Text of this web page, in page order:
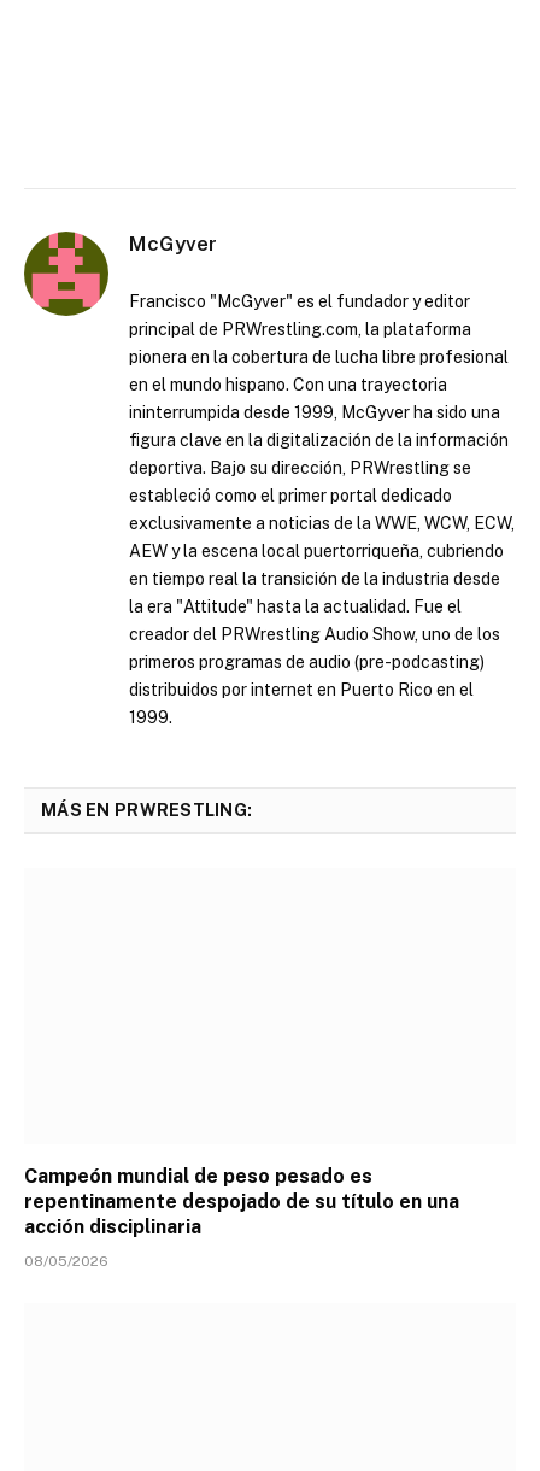
McGyver
Francisco "McGyver" es el fundador y editor
principal de PRWrestling.com, la plataforma
pionera en la cobertura de lucha libre profesional
en el mundo hispano. Con una trayectoria
ininterrumpida desde 1999, McGyver ha sido una
figura clave en la digitalización de la información
deportiva. Bajo su dirección, PRWrestling se
estableció como el primer portal dedicado
exclusivamente a noticias de la WWE, WCW, ECW,
AEW y la escena local puertorriqueña, cubriendo
en tiempo real la transición de la industria desde
la era "Attitude" hasta la actualidad. Fue el
creador del PRWrestling Audio Show, uno de los
primeros programas de audio (pre-podcasting)
distribuidos por internet en Puerto Rico en el
1999.
MÁS EN PRWRESTLING:
Campeón mundial de peso pesado es
repentinamente despojado de su título en una
acción disciplinaria
08/05/2026